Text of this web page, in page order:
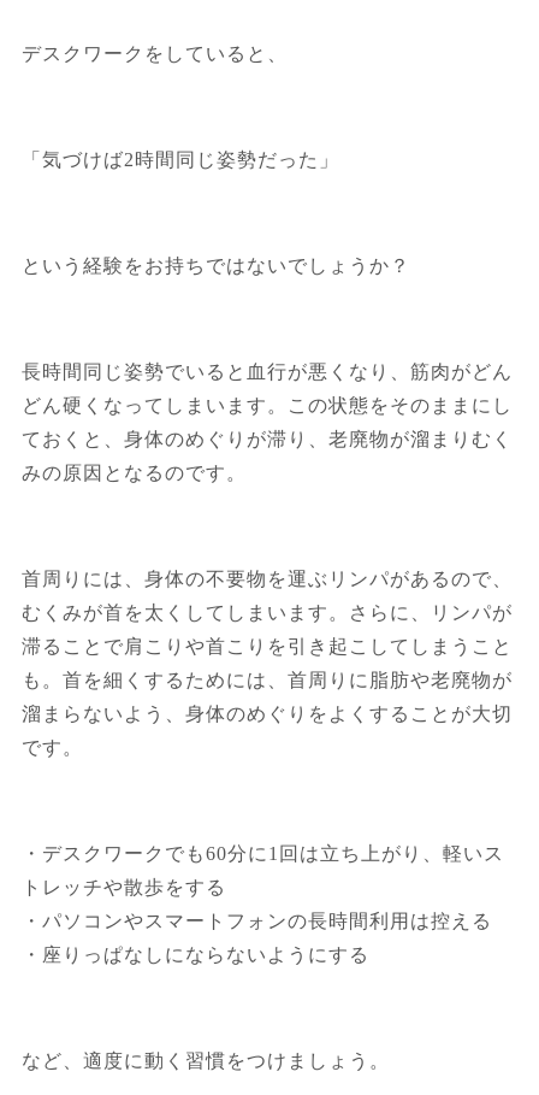
デスクワークをしていると、
「気づけば2時間同じ姿勢だった」
という経験をお持ちではないでしょうか？
長時間同じ姿勢でいると血行が悪くなり、筋肉がどん
どん硬くなってしまいます。この状態をそのままにし
ておくと、身体のめぐりが滞り、老廃物が溜まりむく
みの原因となるのです。
首周りには、身体の不要物を運ぶリンパがあるので、
むくみが首を太くしてしまいます。さらに、リンパが
滞ることで肩こりや首こりを引き起こしてしまうこと
も。首を細くするためには、首周りに脂肪や老廃物が
溜まらないよう、身体のめぐりをよくすることが大切
です。
・デスクワークでも60分に1回は立ち上がり、軽いス
トレッチや散歩をする
・パソコンやスマートフォンの長時間利用は控える
・座りっぱなしにならないようにする
など、適度に動く習慣をつけましょう。